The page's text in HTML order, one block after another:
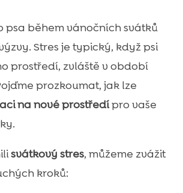
psa během vánočních svátků
Stres je typický, když psi
prostředí, zvláště v období
prozkoumat, jak lze
na nové prostředípro vaše
svátkový stres, můžeme zvážit
kroků: